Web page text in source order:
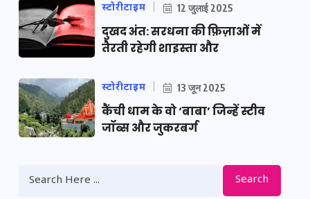
स्टोरीटाइम 12 जुलाई 2025
दुखद अंत: सरधना की फ़िज़ाओं में
तैरती रहेगी शाइस्ता और
स्टोरीटाइम 13 जून 2025
कैंची धाम के वो ‘बाबा’ जिन्हें स्टीव
जॉब्स और जुकरबर्ग
Search